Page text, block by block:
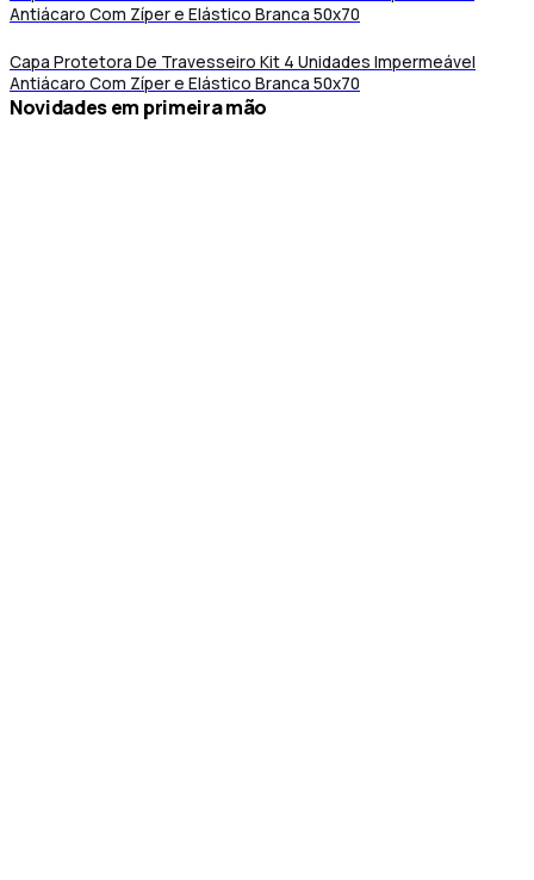
Antiácaro Com Zíper e Elástico Branca 50x70
Capa Protetora De Travesseiro Kit 4 Unidades Impermeável
Antiácaro Com Zíper e Elástico Branca 50x70
novidades em primeira mão